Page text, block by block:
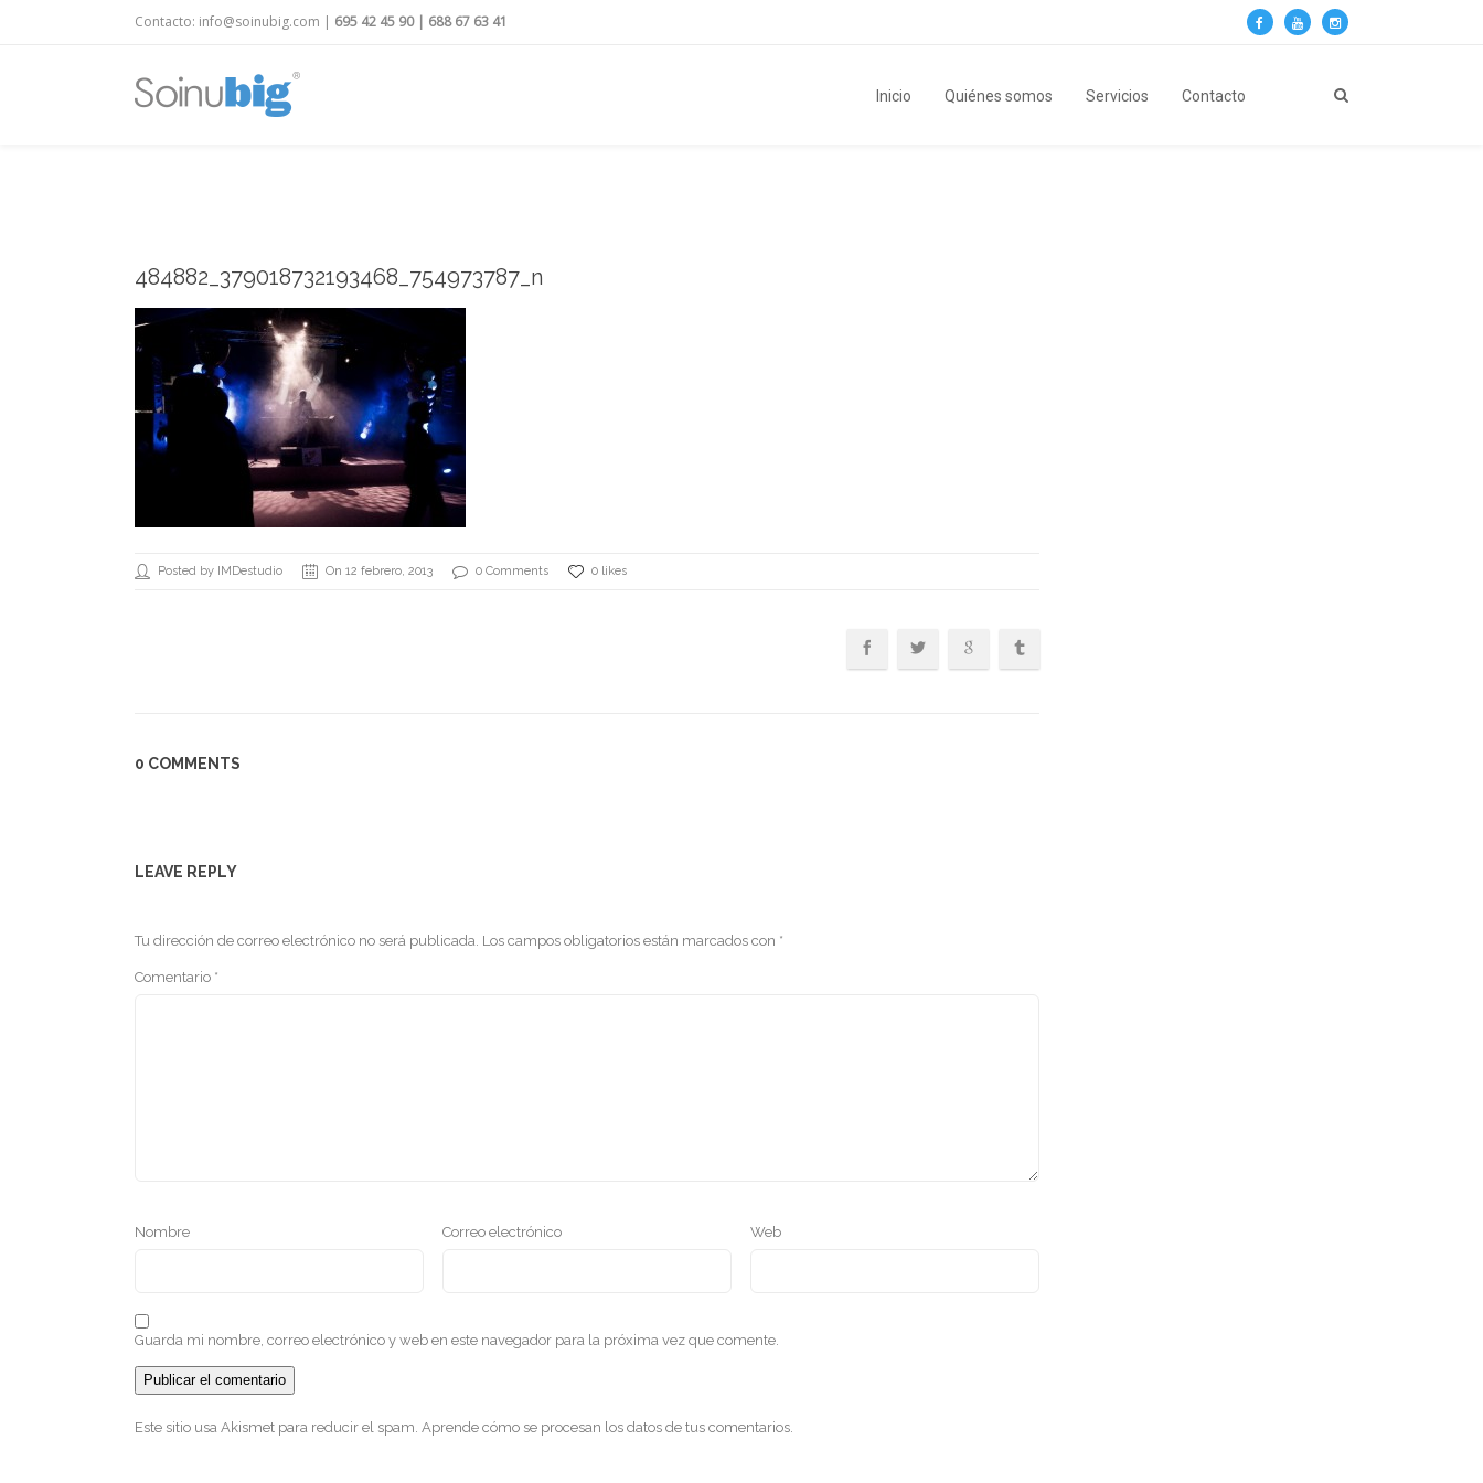
Contacto: info@soinubig.com | 695 42 45 90| 688 67 63 41
Inicio Quiénes somos Servicios Contacto
484882_379018732193468_754973787_n
Posted by IMDestudio On 12 febrero, 2013 0 Comments 0 likes
0 COMMENTS
LEAVE REPLY
Tu dirección de correo electrónico no será publicada. Los campos obligatorios están marcados con *
Comentario *
Nombre Correo electrónico Web
Guarda mi nombre, correo electrónico y web en este navegador para la próxima vez que comente.
Este sitio usa Akismet para reducir el spam. Aprende cómo se procesan los datos de tus comentarios.